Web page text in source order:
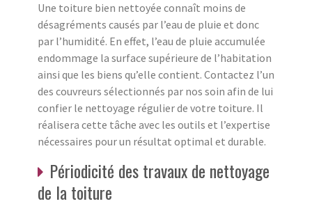
Une toiture bien nettoyée connaît moins de
désagréments causés par l’eau de pluie et donc
par l’humidité. En effet, l’eau de pluie accumulée
endommage la surface supérieure de l’habitation
ainsi que les biens qu’elle contient. Contactez l’un
des couvreurs sélectionnés par nos soin afin de lui
confier le nettoyage régulier de votre toiture. Il
réalisera cette tâche avec les outils et l’expertise
nécessaires pour un résultat optimal et durable.
Périodicité des travaux de nettoyage
de la toiture